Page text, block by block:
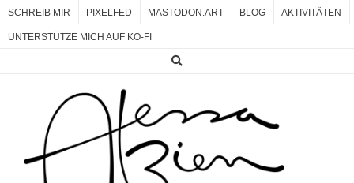
SCHREIB MIR PIXELFED MASTODON.ART BLOG AKTIVITÄTEN
UNTERSTÜTZE MICH AUF KO-FI